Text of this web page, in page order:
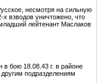
несмотря на сильную
х взводов уничтожено, что
лейтенант Маслаков
в бою 18.08.43 г. в районе
подразделениям